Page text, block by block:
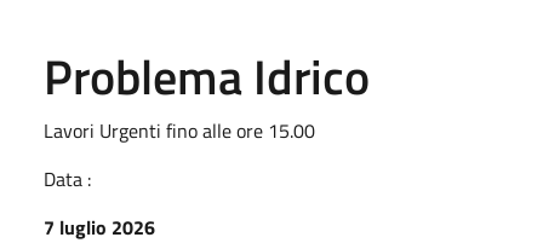
Problema Idrico
Lavori Urgenti fino alle ore 15.00
Data :
7 luglio 2026